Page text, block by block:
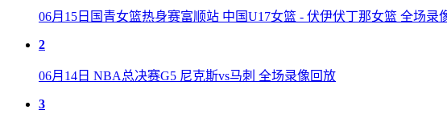
06月15日国青女篮热身赛富顺站 中国U17女篮 - 伏伊伏丁那女篮 全场录
2
06月14日 NBA总决赛G5 尼克斯vs马刺 全场录像回放
3